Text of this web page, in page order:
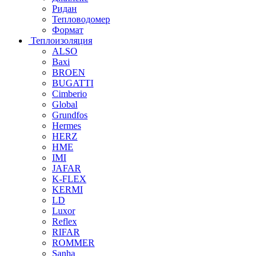
Ридан
Тепловодомер
Формат
Теплоизоляция
ALSO
Baxi
BROEN
BUGATTI
Cimberio
Global
Grundfos
Hermes
HERZ
HME
IMI
JAFAR
K-FLEX
KERMI
LD
Luxor
Reflex
RIFAR
ROMMER
Sanha